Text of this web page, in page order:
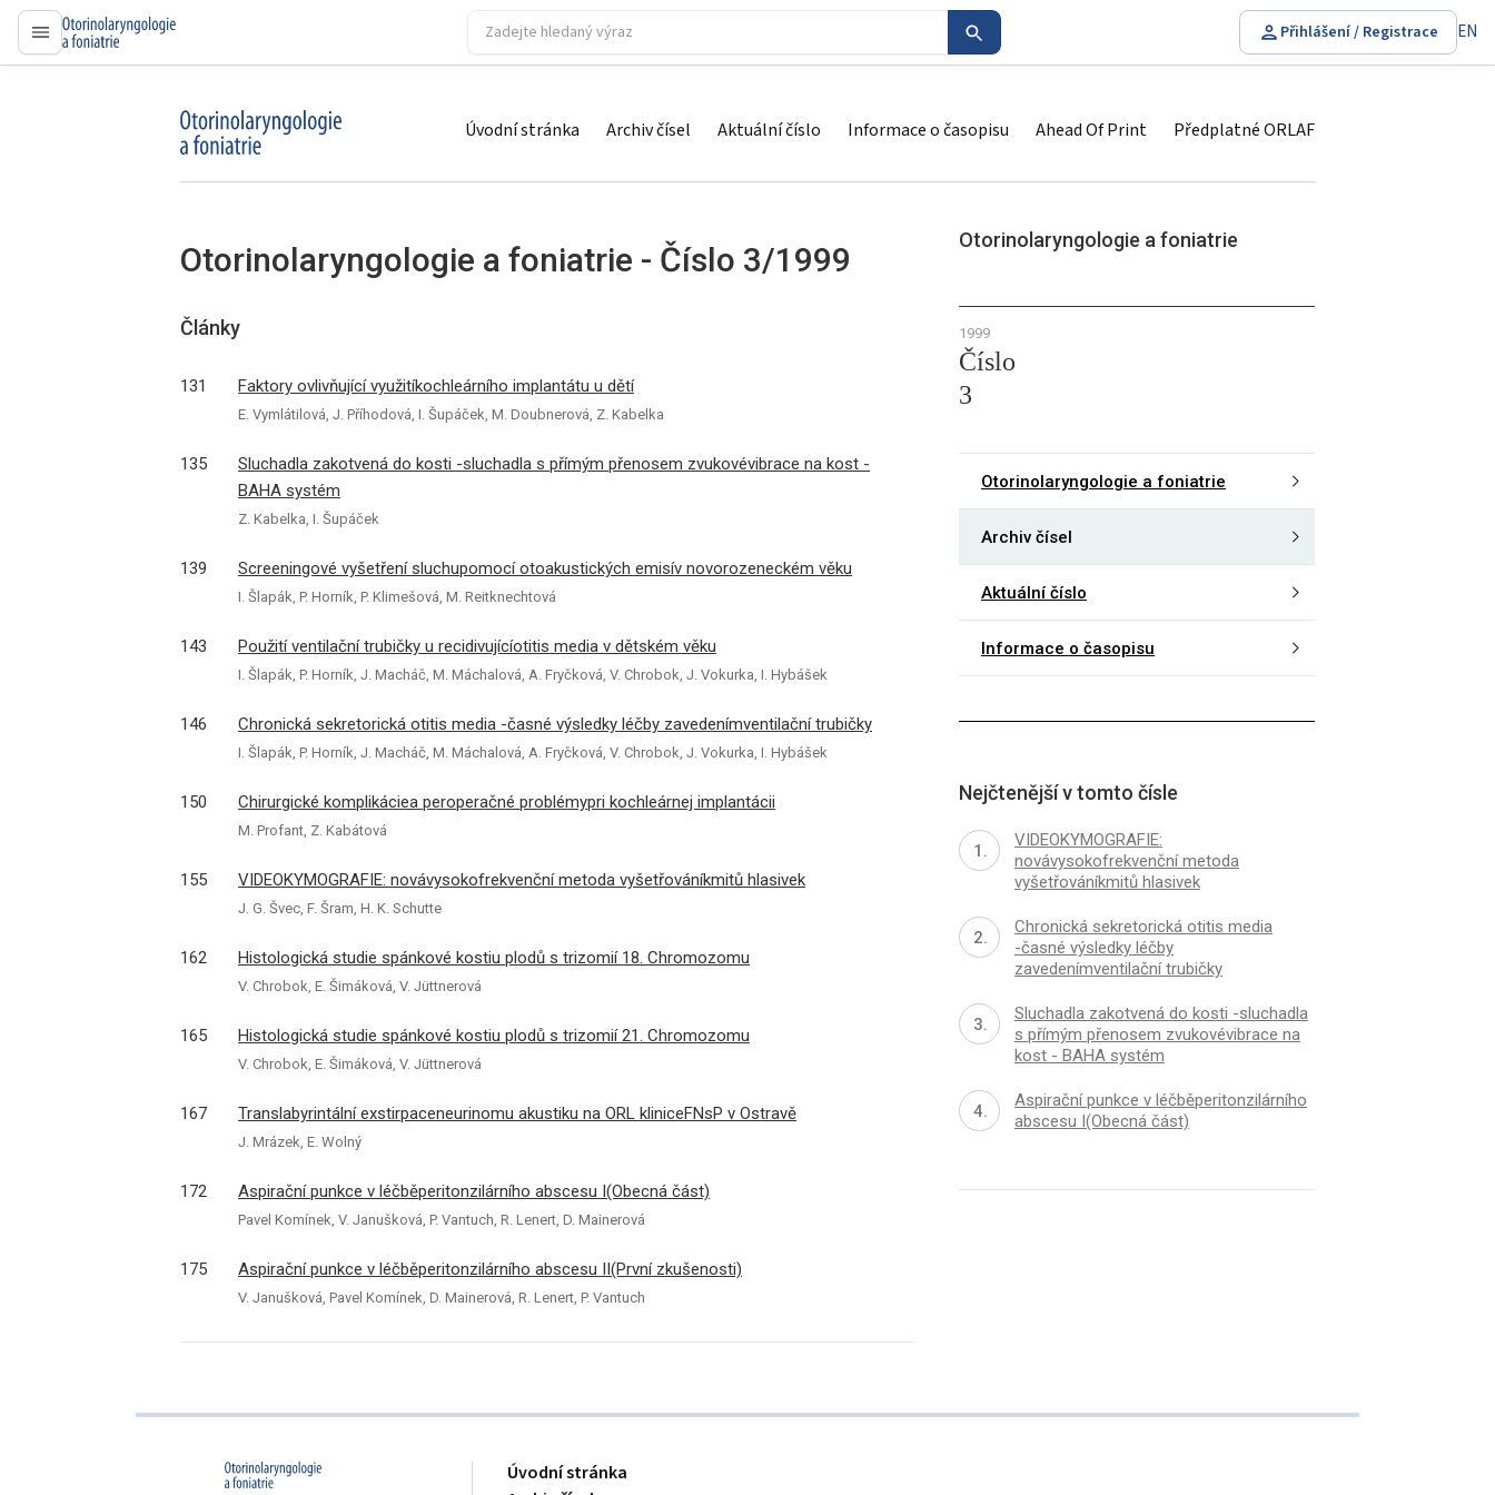
proLékaře.cz
Přihlášení / Registrace EN
proLékaře.cz Úvodní stránka Archiv čísel Aktuální číslo Informace o časopisu Ahead Of Print Předplatné ORLAF
Otorinolaryngologie a foniatrie - Číslo 3/1999
Články
131 Faktory ovlivňující využitíkochleárního implantátu u dětí
E. Vymlátilová, J. Příhodová, I. Šupáček, M. Doubnerová, Z. Kabelka
135
Sluchadla zakotvená do kosti -sluchadla s přímým přenosem zvukovévibrace na kost -
BAHA systém
Z. Kabelka, I. Šupáček
139 Screeningové vyšetření sluchupomocí otoakustických emisív novorozeneckém věku
I. Šlapák, P. Horník, P. Klimešová, M. Reitknechtová
143 Použití ventilační trubičky u recidivujícíotitis media v dětském věku
I. Šlapák, P. Horník, J. Macháč, M. Máchalová, A. Fryčková, V. Chrobok, J. Vokurka, I. Hybášek
146 Chronická sekretorická otitis media -časné výsledky léčby zavedenímventilační trubičky
I. Šlapák, P. Horník, J. Macháč, M. Máchalová, A. Fryčková, V. Chrobok, J. Vokurka, I. Hybášek
150 Chirurgické komplikáciea peroperačné problémypri kochleárnej implantácii
M. Profant, Z. Kabátová
155 VIDEOKYMOGRAFIE: novávysokofrekvenční metoda vyšetřováníkmitů hlasivek
J. G. Švec, F. Šram, H. K. Schutte
162 Histologická studie spánkové kostiu plodů s trizomií 18. Chromozomu
V. Chrobok, E. Šimáková, V. Jüttnerová
165 Histologická studie spánkové kostiu plodů s trizomií 21. Chromozomu
V. Chrobok, E. Šimáková, V. Jüttnerová
167 Translabyrintální exstirpaceneurinomu akustiku na ORL kliniceFNsP v Ostravě
J. Mrázek, E. Wolný
172 Aspirační punkce v léčběperitonzilárního abscesu I(Obecná část)
Pavel Komínek, V. Janušková, P. Vantuch, R. Lenert, D. Mainerová
175 Aspirační punkce v léčběperitonzilárního abscesu II(První zkušenosti)
V. Janušková, Pavel Komínek, D. Mainerová, R. Lenert, P. Vantuch
Otorinolaryngologie a foniatrie
1999
Číslo
3
Otorinolaryngologie a foniatrie
Archiv čísel
Aktuální číslo
Informace o časopisu
Nejčtenější v tomto čísle
VIDEOKYMOGRAFIE:
novávysokofrekvenční metoda
vyšetřováníkmitů hlasivek
Chronická sekretorická otitis media
-časné výsledky léčby
zavedenímventilační trubičky
Sluchadla zakotvená do kosti -sluchadla
s přímým přenosem zvukovévibrace na
kost - BAHA systém
Aspirační punkce v léčběperitonzilárního
abscesu I(Obecná část)
Úvodní stránka